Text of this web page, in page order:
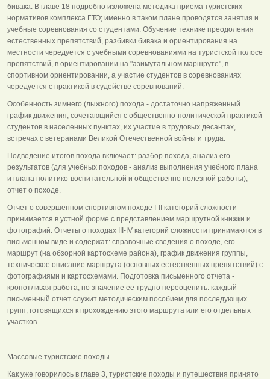
бивака. В главе 18 подробно изложена методика приема туристских
нормативов комплекса ГТО; именно в таком плане проводятся занятия и
учебные соревнования со студентами. Обучение технике преодоления
естественных препятствий, разбивки бивака и ориентирования на
местности чередуется с учебными соревнованиями на туристской полосе
препятствий, в ориентировании на "азимутальном маршруте", в
спортивном ориентировании, а участие студентов в соревнованиях
чередуется с практикой в судействе соревнований.
Особенность зимнего (лыжного) похода - достаточно напряженный
график движения, сочетающийся с общественно-политической практикой
студентов в населенных пунктах, их участие в трудовых десантах,
встречах с ветеранами Великой Отечественной войны и труда.
Подведение итогов похода включает: разбор похода, анализ его
результатов (для учебных походов - анализ выполнения учебного плана
и плана политико-воспитательной и общественно полезной работы),
отчет о походе.
Отчет о совершенном спортивном походе I-II категорий сложности
принимается в устной форме с представлением маршрутной книжки и
фотографий. Отчеты о походах III-IV категорий сложности принимаются в
письменном виде и содержат: справочные сведения о походе, его
маршрут (на обзорной картосхеме района), график движения группы,
техническое описание маршрута (основных естественных препятствий) с
фотографиями и картосхемами. Подготовка письменного отчета -
кропотливая работа, но значение ее трудно переоценить: каждый
письменный отчет служит методическим пособием для последующих
групп, готовящихся к прохождению этого маршрута или его отдельных
участков.
Массовые туристские походы
Как уже говорилось в главе 3, туристские походы и путешествия принято